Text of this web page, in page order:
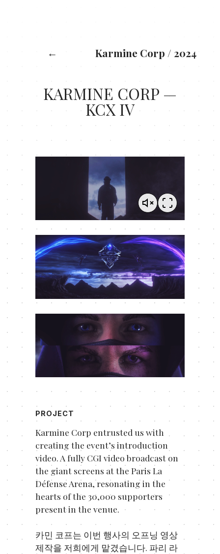
← Karmine Corp / 2024
KARMINE CORP —
KCX IV
PROJECT
Karmine Corp entrusted us with
creating the event’s introduction
video. A fully CGI video broadcast on
the giant screens at the Paris La
Défense Arena, resonating in the
hearts of the 30,000 supporters
present in the venue.
카민 코프는 이번 행사의 오프닝 영상
제작을 저희에게 맡겼습니다. 파리 라